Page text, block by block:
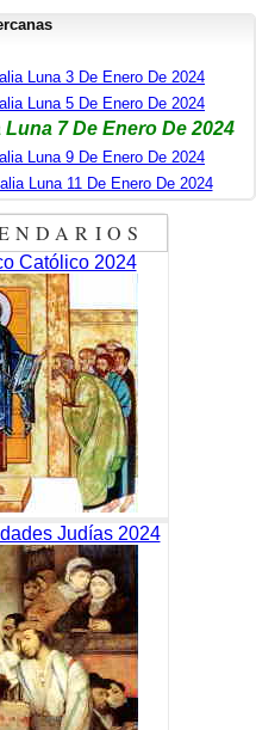
Luna 3 De Enero De 2024
Luna 5 De Enero De 2024
Luna 7 De Enero De 2024
Luna 9 De Enero De 2024
Luna 11 De Enero De 2024
Católico 2024
Judías 2024